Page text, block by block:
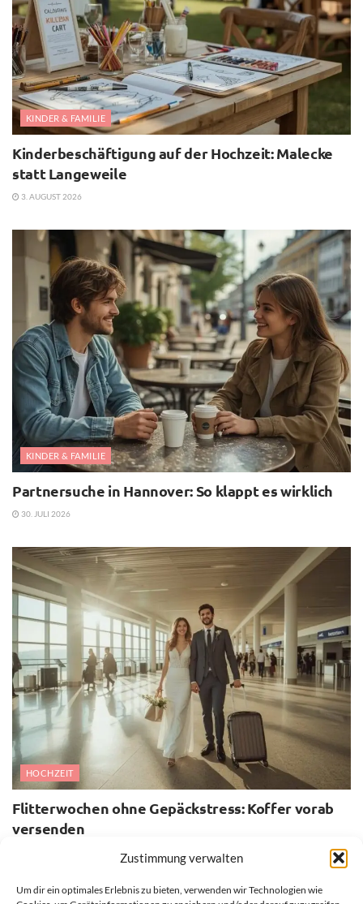
Zustimmung verwalten
Um dir ein optimales Erlebnis zu bieten, verwenden wir Technologien wie
KINDER & FAMILIE
Kinderbeschäftigung auf der Hochzeit: Malecke
statt Langeweile
3. AUGUST 2026
KINDER & FAMILIE
Partnersuche in Hannover: So klappt es wirklich
30. JULI 2026
HOCHZEIT
Flitterwochen ohne Gepäckstress: Koffer vorab
versenden